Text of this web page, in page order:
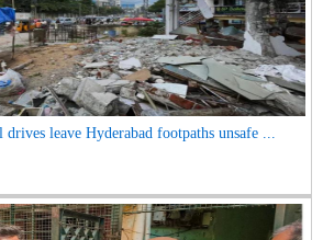
drives leave Hyderabad footpaths unsafe ...